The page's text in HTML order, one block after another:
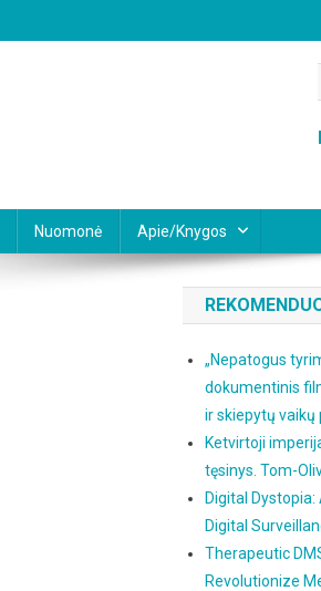
Nuomonė Apie/knygos
„Nepatogus
dokumentinis
ir skiepytų vaikų
Ketvirtoji
tęsinys. Tom-
Digital Dystopia:
Digital
Therapeutic
Revolutionize